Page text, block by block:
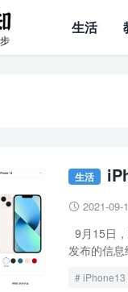
生活
生活
 2021-09-
9月15日
发布的信
iPhone13